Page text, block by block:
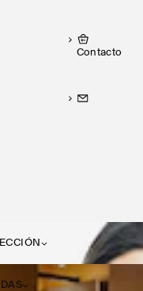
Contacto